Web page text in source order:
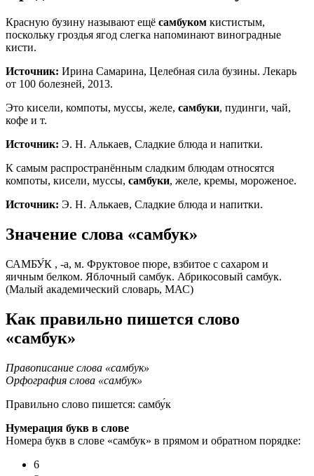
Красную бузину называют ещё самбуком кистистым,
поскольку гроздья ягод слегка напоминают виноградные
кисти.
Источник: Ирина Самарина, Целебная сила бузины. Лекарь
от 100 болезней, 2013.
Это кисели, компоты, муссы, желе, самбуки, пудинги, чай,
кофе и т.
Источник: Э. Н. Алькаев, Сладкие блюда и напитки.
К самым распространённым сладким блюдам относятся
компоты, кисели, муссы, самбуки, желе, кремы, мороженое.
Источник: Э. Н. Алькаев, Сладкие блюда и напитки.
Значение слова «самбук»
САМБУ́К , -а, м. Фруктовое пюре, взбитое с сахаром и
яичным белком. Яблочный самбук. Абрикосовый самбук.
(Малый академический словарь, МАС)
Как правильно пишется слово
«самбук»
Правописание слова «самбук»
Орфография слова «самбук»
Правильно слово пишется: самбу́к
Нумерация букв в слове
Номера букв в слове «самбук» в прямом и обратном порядке:
6